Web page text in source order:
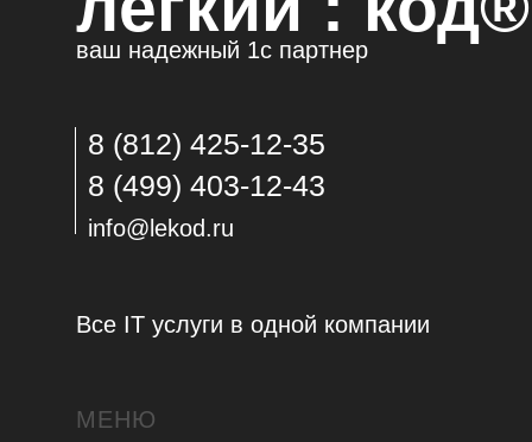
Все IT услуги в одной компании
МЕНЮ
8 (812) 425-12-35
8 (499) 403-12-43
info@lekod.ru
ваш надежный 1с партнер